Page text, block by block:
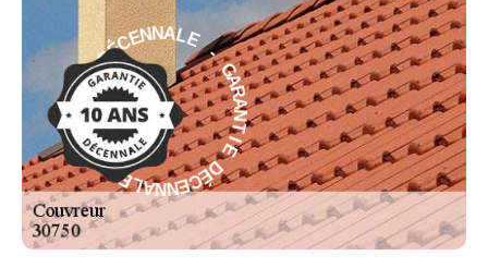
G
A
R
A
N
T
I
E
D
É
C
E
NNALE - GAR
A
N
T
I
E
D
É
C
E
N
N
A
L
E
-